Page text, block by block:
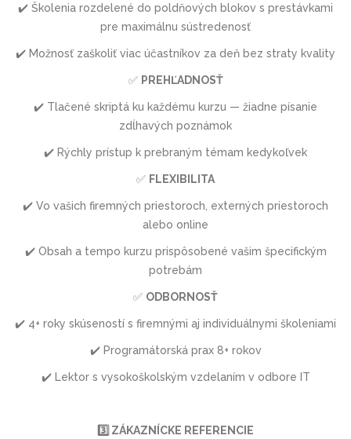
✔️ Školenia rozdelené do poldňových blokov s prestávkami
pre maximálnu sústredenosť
✔️ Možnosť zaškoliť viac účastníkov za deň bez straty kvality
✅ PREHĽADNOSŤ
✔️ Tlačené skriptá ku každému kurzu — žiadne písanie
zdĺhavých poznámok
✔️ Rýchly prístup k prebraným témam kedykoľvek
✅ FLEXIBILITA
✔️ Vo vašich firemných priestoroch, externých priestoroch
alebo online
✔️ Obsah a tempo kurzu prispôsobené vašim špecifickým
potrebám
✅ ODBORNOSŤ
✔️ 4+ roky skúseností s firemnými aj individuálnymi školeniami
✔️ Programátorská prax 8+ rokov
✔️ Lektor s vysokoškolským vzdelaním v odbore IT
3️⃣ ZÁKAZNÍCKE REFERENCIE